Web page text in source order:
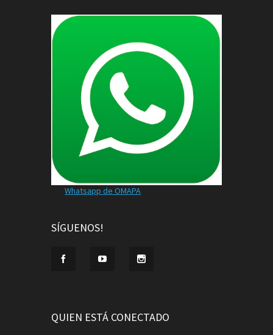
Whatsapp de OMAPA
SÍGUENOS!
QUIEN ESTÁ CONECTADO